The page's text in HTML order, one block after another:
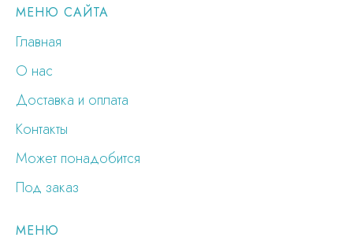
МЕНЮ САЙТА
Главная
О нас
Доставка и оплата
Контакты
Может понадобится
Под заказ
МЕНЮ